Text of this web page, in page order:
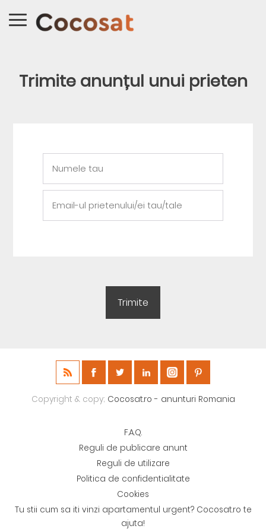
Trimite anunțul unui prieten
Copyright & copy; Cocosat.ro - anunturi Romania
F.A.Q.
Reguli de publicare anunt
Reguli de utilizare
Politica de confidentialitate
Cookies
Tu stii cum sa iti vinzi apartamentul urgent? Cocosat.ro te
ajuta!